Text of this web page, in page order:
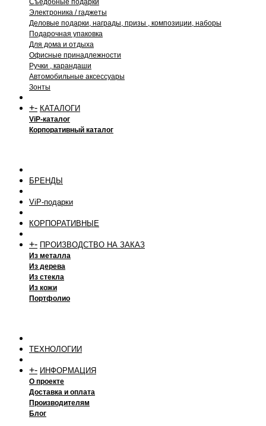
Съедобные подарки
Электроника / гаджеты
Деловые подарки, награды, призы , композиции, наборы
Подарочная упаковка
Для дома и отдыха
Офисные принадлежности
Ручки , карандаши
Автомобильные аксессуары
Зонты
+- КАТАЛОГИ
ViP-каталог
Корпоративный каталог
БРЕНДЫ
ViP-подарки
КОРПОРАТИВНЫЕ
+- ПРОИЗВОДСТВО НА ЗАКАЗ
Из металла
Из дерева
Из стекла
Из кожи
Портфолио
ТЕХНОЛОГИИ
+- ИНФОРМАЦИЯ
О проекте
Доставка и оплата
Производителям
Блог